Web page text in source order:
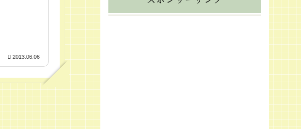
2013.06.06